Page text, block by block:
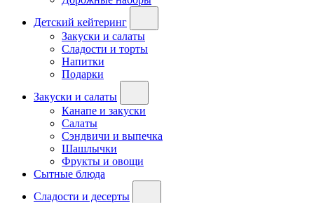
Детский кейтеринг
Закуски и салаты
Сладости и торты
Напитки
Подарки
Закуски и салаты
Канапе и закуски
Салаты
Сэндвичи и выпечка
Шашлычки
Фрукты и овощи
Сытные блюда
Сладости и десерты